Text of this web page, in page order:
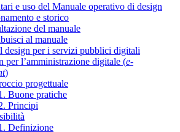
e uso del Manuale operativo di design
e storico
del manuale
al manuale
design per i servizi pubblici digitali
per l’amministrazione digitale (e-
)
progettuale
Buone pratiche
Principi
Definizione